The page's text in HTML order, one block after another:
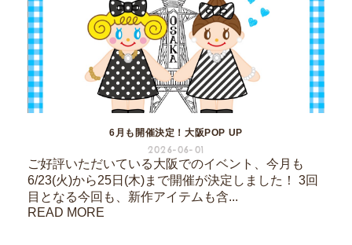
6月も開催決定！大阪POP UP
2026-06-01
ご好評いただいている大阪でのイベント、今月も
6/23(火)から25日(木)まで開催が決定しました！ 3回
目となる今回も、新作アイテムも含...
READ MORE